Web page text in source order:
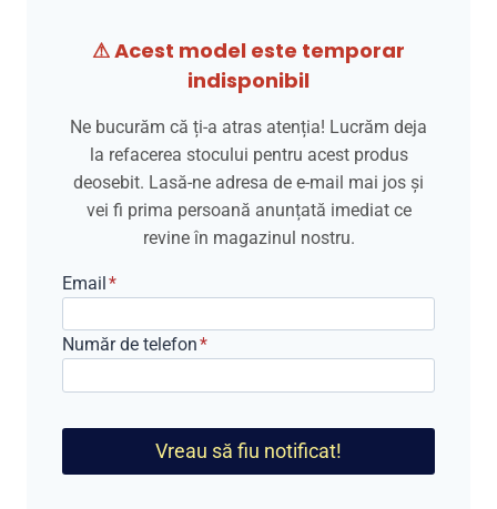
fost:
849,00 lei.
649,00 lei.
⚠ Acest model este temporar
indisponibil
Ne bucurăm că ți-a atras atenția! Lucrăm deja
la refacerea stocului pentru acest produs
deosebit. Lasă-ne adresa de e-mail mai jos și
vei fi prima persoană anunțată imediat ce
revine în magazinul nostru.
Email *
Număr de telefon*
Vreau să fiu notificat!